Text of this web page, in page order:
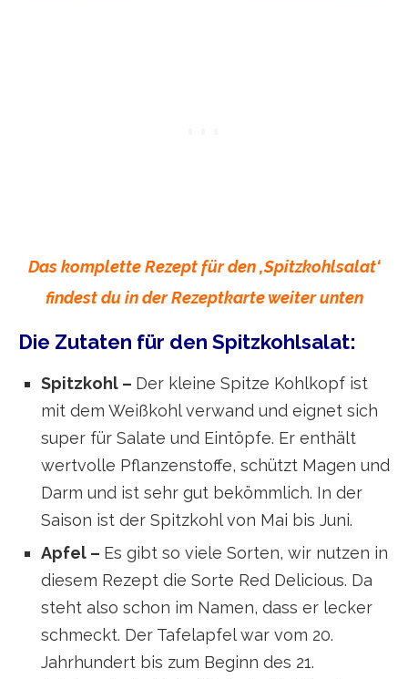
Das komplette Rezept für den ‚Spitzkohlsalat‘
findest du in der Rezeptkarte weiter unten
Die Zutaten für den Spitzkohlsalat:
Spitzkohl – Der kleine Spitze Kohlkopf ist
mit dem Weißkohl verwand und eignet sich
super für Salate und Eintöpfe. Er enthält
wertvolle Pflanzenstoffe, schützt Magen und
Darm und ist sehr gut bekömmlich. In der
Saison ist der Spitzkohl von Mai bis Juni.
Apfel – Es gibt so viele Sorten, wir nutzen in
diesem Rezept die Sorte Red Delicious. Da
steht also schon im Namen, dass er lecker
schmeckt. Der Tafelapfel war vom 20.
Jahrhundert bis zum Beginn des 21.